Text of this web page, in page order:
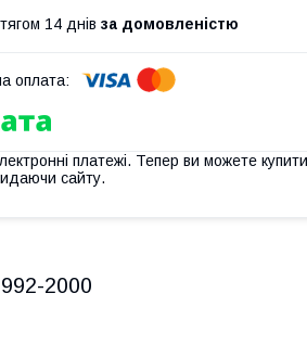
14 днів за домовленістю
платежі. Тепер ви можете купити
сайту.
2000